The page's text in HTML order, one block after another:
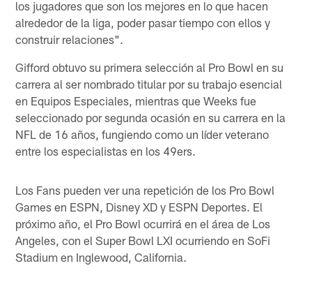
los jugadores que son los mejores en lo que hacen
alrededor de la liga, poder pasar tiempo con ellos y
construir relaciones".
Gifford obtuvo su primera selección al Pro Bowl en su
carrera al ser nombrado titular por su trabajo esencial
en Equipos Especiales, mientras que Weeks fue
seleccionado por segunda ocasión en su carrera en la
NFL de 16 años, fungiendo como un líder veterano
entre los especialistas en los 49ers.
Los Fans pueden ver una repetición de los Pro Bowl
Games en ESPN, Disney XD y ESPN Deportes. El
próximo año, el Pro Bowl ocurrirá en el área de Los
Angeles, con el Super Bowl LXI ocurriendo en SoFi
Stadium en Inglewood, California.